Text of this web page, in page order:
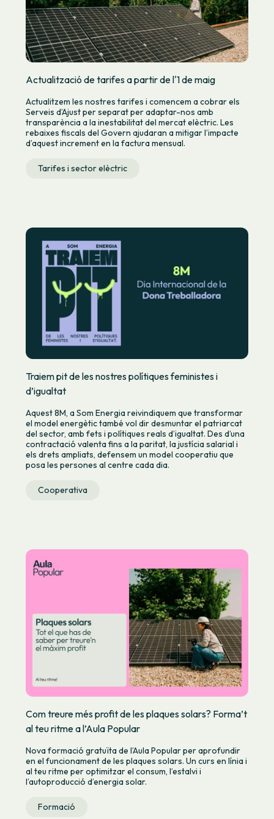
Actualització de tarifes a partir de l'1 de maig
Actualitzem les nostres tarifes i comencem a cobrar els
Serveis d’Ajust per separat per adaptar-nos amb
transparència a la inestabilitat del mercat elèctric. Les
rebaixes fiscals del Govern ajudaran a mitigar l’impacte
d’aquest increment en la factura mensual.
Tarifes i sector elèctric
Traiem pit de les nostres polítiques feministes i
d’igualtat
Aquest 8M, a Som Energia reivindiquem que transformar
el model energètic també vol dir desmuntar el patriarcat
del sector, amb fets i polítiques reals d’igualtat. Des d’una
contractació valenta fins a la paritat, la justícia salarial i
els drets ampliats, defensem un model cooperatiu que
posa les persones al centre cada dia.
Cooperativa
Com treure més profit de les plaques solars? Forma’t
al teu ritme a l’Aula Popular
Nova formació gratuïta de l’Aula Popular per aprofundir
en el funcionament de les plaques solars. Un curs en línia i
al teu ritme per optimitzar el consum, l’estalvi i
l’autoproducció d’energia solar.
Formació